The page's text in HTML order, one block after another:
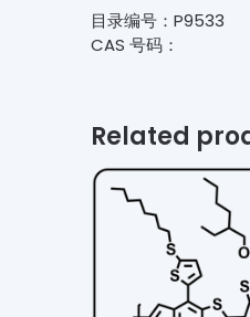
目录编号：P9533
CAS 号码：
Related